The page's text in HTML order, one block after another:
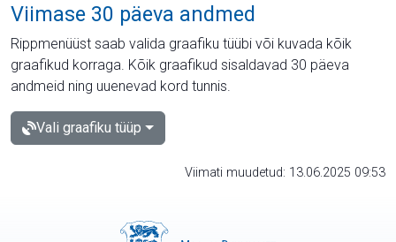
Viimase 30 päeva andmed
Rippmenüüst saab valida graafiku tüübi või kuvada kõik
graafikud korraga. Kõik graafikud sisaldavad 30 päeva
andmeid ning uuenevad kord tunnis.
Vali graafiku tüüp
Viimati muudetud: 13.06.2025 09:53